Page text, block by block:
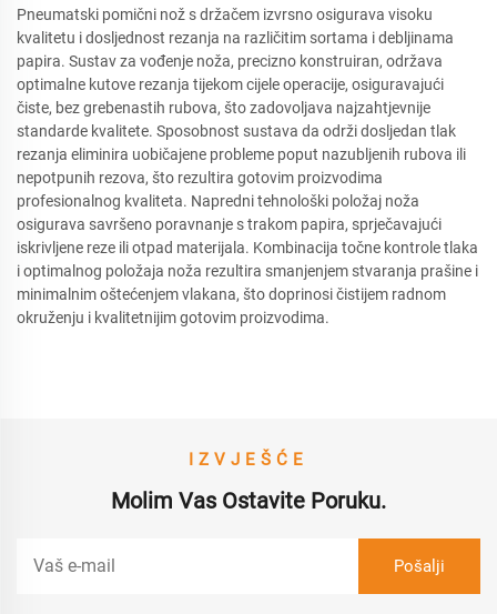
Pneumatski pomični nož s držačem izvrsno osigurava visoku
kvalitetu i dosljednost rezanja na različitim sortama i debljinama
papira. Sustav za vođenje noža, precizno konstruiran, održava
optimalne kutove rezanja tijekom cijele operacije, osiguravajući
čiste, bez grebenastih rubova, što zadovoljava najzahtjevnije
standarde kvalitete. Sposobnost sustava da održi dosljedan tlak
rezanja eliminira uobičajene probleme poput nazubljenih rubova ili
nepotpunih rezova, što rezultira gotovim proizvodima
profesionalnog kvaliteta. Napredni tehnološki položaj noža
osigurava savršeno poravnanje s trakom papira, sprječavajući
iskrivljene reze ili otpad materijala. Kombinacija točne kontrole tlaka
i optimalnog položaja noža rezultira smanjenjem stvaranja prašine i
minimalnim oštećenjem vlakana, što doprinosi čistijem radnom
okruženju i kvalitetnijim gotovim proizvodima.
IZVJEŠĆE
Molim Vas Ostavite Poruku.